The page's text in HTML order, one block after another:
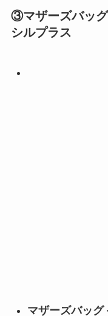
③マザーズバッ
シルプラス
マザーズバッグ